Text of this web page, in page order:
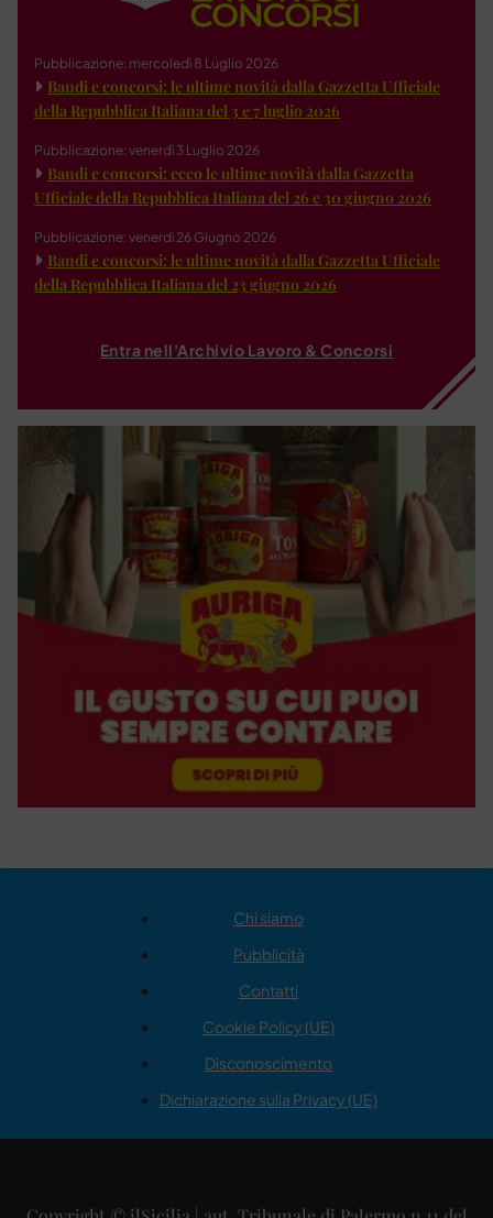
Pubblicazione: mercoledì 8 Luglio 2026
Bandi e concorsi: le ultime novità dalla Gazzetta Ufficiale
della Repubblica Italiana del 3 e 7 luglio 2026
Pubblicazione: venerdì 3 Luglio 2026
Bandi e concorsi: ecco le ultime novità dalla Gazzetta
Ufficiale della Repubblica Italiana del 26 e 30 giugno 2026
Pubblicazione: venerdì 26 Giugno 2026
Bandi e concorsi: le ultime novità dalla Gazzetta Ufficiale
della Repubblica Italiana del 23 giugno 2026
Entra nell'Archivio Lavoro & Concorsi
Chi siamo
Pubblicità
Contatti
Cookie Policy (UE)
Disconoscimento
Dichiarazione sulla Privacy (UE)